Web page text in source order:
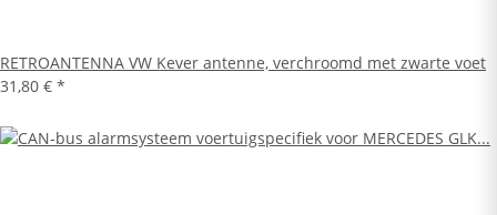
RETROANTENNA VW Kever antenne, verchroomd met zwarte voet
31,80 € *